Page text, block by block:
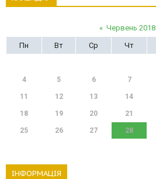
« Червень 2018
Пн
Вт Ср Чт
4 5 6 7
11 12 13 14
18 19 20 21
25 26 27 28
ІНФОРМАЦІЯ